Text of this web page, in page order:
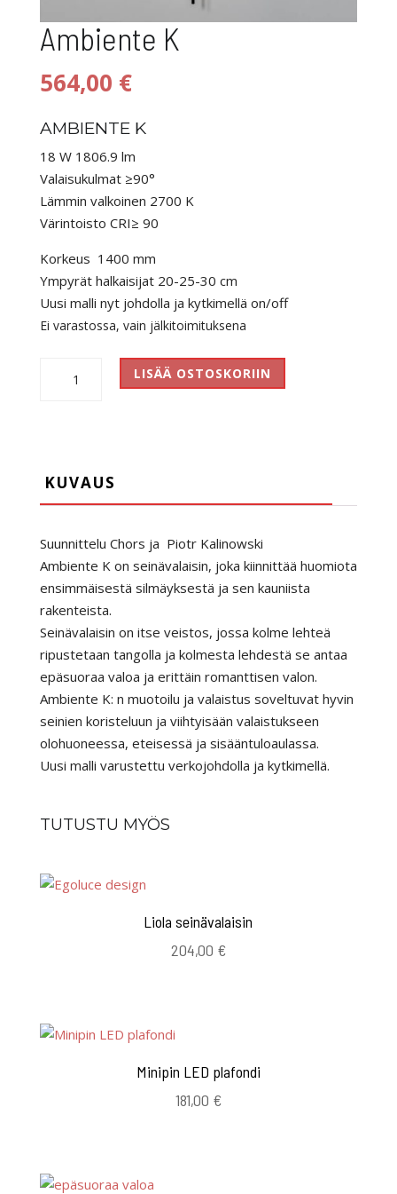
Ambiente K
564,00 €
AMBIENTE K
18 W 1806.9 lm
Valaisukulmat ≥90°
Lämmin valkoinen 2700 K
Värintoisto CRI≥ 90
Korkeus 1400 mm
Ympyrät halkaisijat 20-25-30 cm
Uusi malli nyt johdolla ja kytkimellä on/off
Ei varastossa, vain jälkitoimituksena
LISÄÄ OSTOSKORIIN
KUVAUS
Suunnittelu Chors ja Piotr Kalinowski
Ambiente K on seinävalaisin, joka kiinnittää huomiota
ensimmäisestä silmäyksestä ja sen kauniista
rakenteista.
Seinävalaisin on itse veistos, jossa kolme lehteä
ripustetaan tangolla ja kolmesta lehdestä se antaa
epäsuoraa valoa ja erittäin romanttisen valon.
Ambiente K: n muotoilu ja valaistus soveltuvat hyvin
seinien koristeluun ja viihtyisään valaistukseen
olohuoneessa, eteisessä ja sisääntuloaulassa.
Uusi malli varustettu verkojohdolla ja kytkimellä.
TUTUSTU MYÖS
Liola seinävalaisin
204,00 €
Minipin LED plafondi
181,00 €